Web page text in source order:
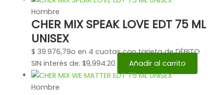
Hombre
CHER MIX SPEAK LOVE EDT 75 ML
UNISEX
$ 39.976,79o en 4 cuotas con tarjeta de DÉBITO
SIN interés de: $9,994.20
Añadir al carrito
Hombre